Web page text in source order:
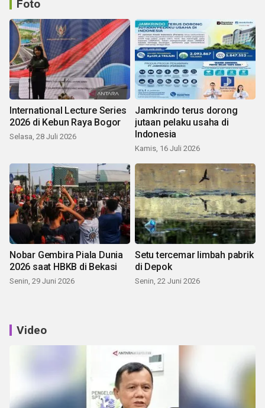
Foto
International Lecture Series
2026 di Kebun Raya Bogor
Selasa, 28 Juli 2026
Jamkrindo terus dorong
jutaan pelaku usaha di
Indonesia
Kamis, 16 Juli 2026
Nobar Gembira Piala Dunia
2026 saat HBKB di Bekasi
Senin, 29 Juni 2026
Setu tercemar limbah pabrik
di Depok
Senin, 22 Juni 2026
Video